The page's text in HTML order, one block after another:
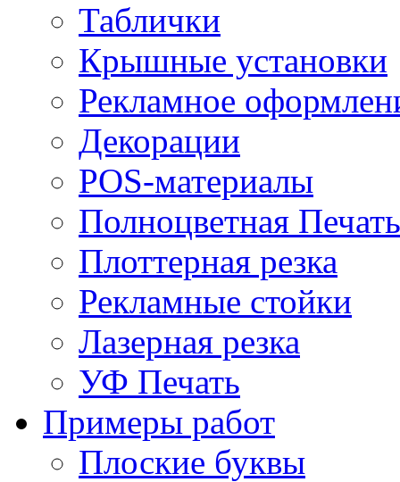
Таблички
Крышные установки
Рекламное
Декорации
POS-материалы
Полноцветная Печать
Плоттерная резка
Рекламные стойки
Лазерная резка
УФ Печать
Примеры работ
Плоские буквы